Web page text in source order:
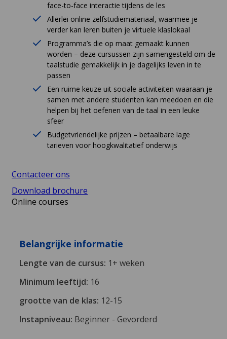
Belangrijke informatie
Lengte van de cursus: 1+ weken
Minimum leeftijd: 16
grootte van de klas: 12-15
Instapniveau: Beginner - Gevorderd
face-to-face interactie tijdens de les
Allerlei online zelfstudiemateriaal, waarmee je
verder kan leren buiten je virtuele klaslokaal
Programma’s die op maat gemaakt kunnen
worden – deze cursussen zijn samengesteld om de
taalstudie gemakkelijk in je dagelijks leven in te
passen
Een ruime keuze uit sociale activiteiten waaraan je
samen met andere studenten kan meedoen en die
helpen bij het oefenen van de taal in een leuke
sfeer
Budgetvriendelijke prijzen – betaalbare lage
tarieven voor hoogkwalitatief onderwijs
Contacteer ons
Download brochure
Online courses